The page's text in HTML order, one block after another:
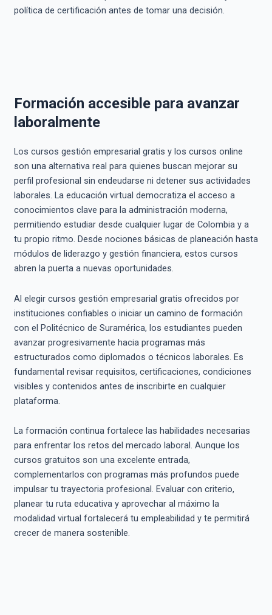
política de certificación antes de tomar una decisión.
Formación accesible para avanzar
laboralmente
Los cursos gestión empresarial gratis y los cursos online
son una alternativa real para quienes buscan mejorar su
perfil profesional sin endeudarse ni detener sus actividades
laborales. La educación virtual democratiza el acceso a
conocimientos clave para la administración moderna,
permitiendo estudiar desde cualquier lugar de Colombia y a
tu propio ritmo. Desde nociones básicas de planeación hasta
módulos de liderazgo y gestión financiera, estos cursos
abren la puerta a nuevas oportunidades.
Al elegir cursos gestión empresarial gratis ofrecidos por
instituciones confiables o iniciar un camino de formación
con el Politécnico de Suramérica, los estudiantes pueden
avanzar progresivamente hacia programas más
estructurados como diplomados o técnicos laborales. Es
fundamental revisar requisitos, certificaciones, condiciones
visibles y contenidos antes de inscribirte en cualquier
plataforma.
La formación continua fortalece las habilidades necesarias
para enfrentar los retos del mercado laboral. Aunque los
cursos gratuitos son una excelente entrada,
complementarlos con programas más profundos puede
impulsar tu trayectoria profesional. Evaluar con criterio,
planear tu ruta educativa y aprovechar al máximo la
modalidad virtual fortalecerá tu empleabilidad y te permitirá
crecer de manera sostenible.